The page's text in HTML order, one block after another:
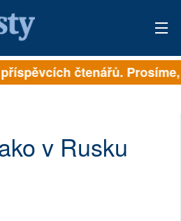
čtenářů. Prosíme,
v Rusku